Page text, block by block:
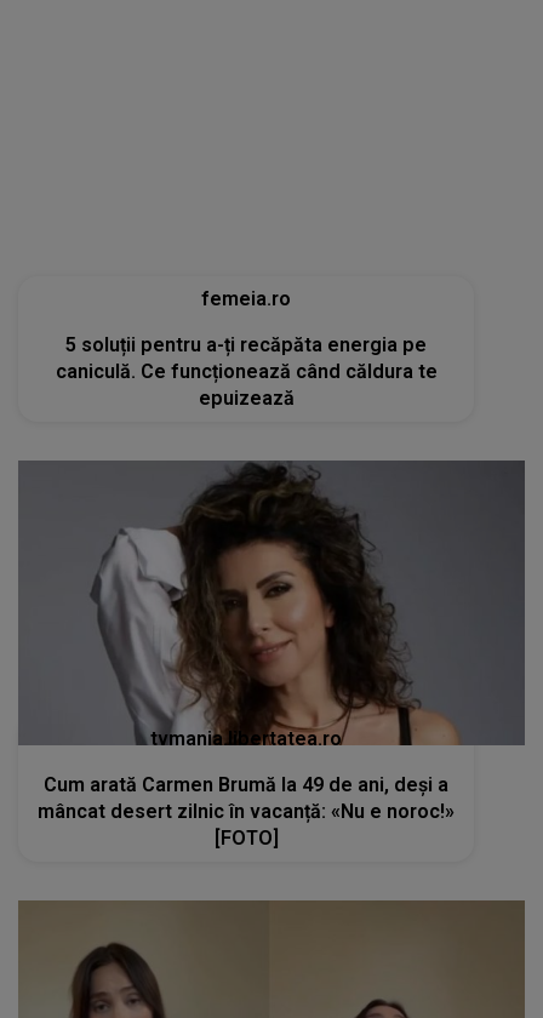
tvmania.libertatea.ro
Cum arată Carmen Brumă la 49 de ani, deși a
mâncat desert zilnic în vacanță: «Nu e noroc!»
[FOTO]
Alina Pușcău, mesaj cutremurător chiar